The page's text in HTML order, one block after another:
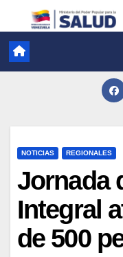
NOTICIAS REGIONALES
Jornada
Integral
de 500